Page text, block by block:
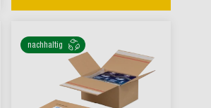
nachhaltig